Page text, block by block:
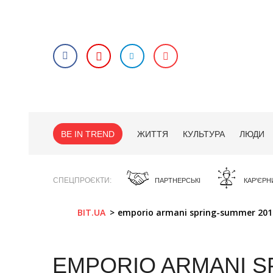
BE IN TREND ЖИТТЯ КУЛЬТУРА ЛЮДИ
СПЕЦПРОЄКТИ ПАРТНЕРСЬКІ
BIT.UA emporio armani spring-summer
EMPORIO ARMANI